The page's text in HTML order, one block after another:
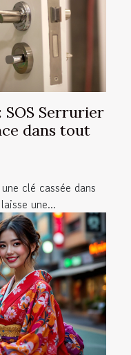
Serrurier
dans tout
clé cassée dans
une...